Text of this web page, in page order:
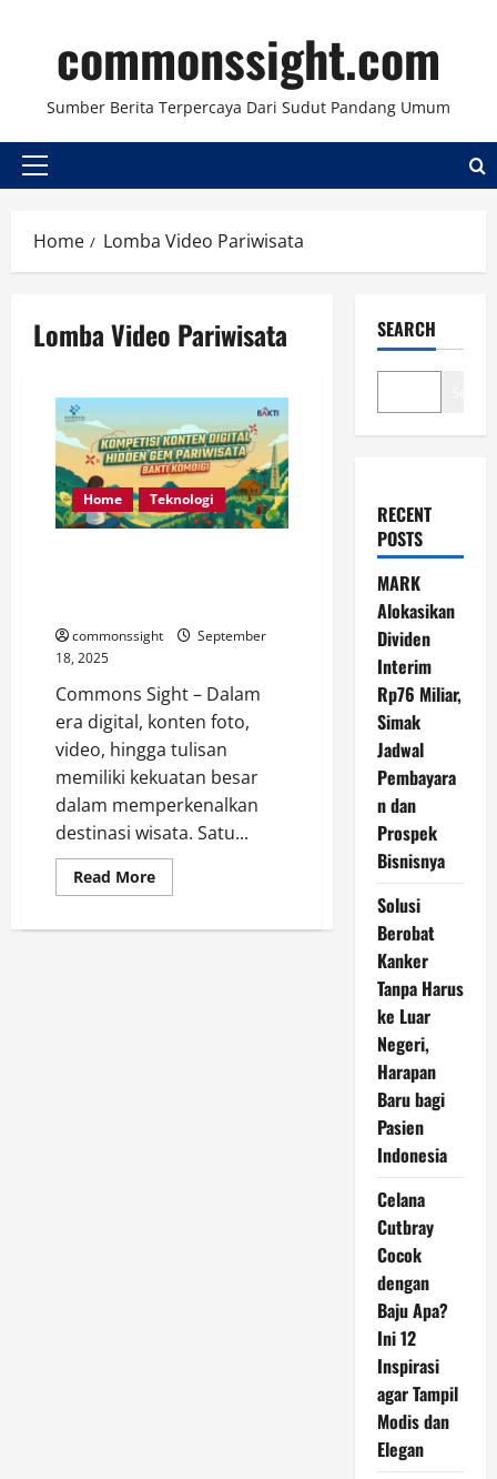
contentcommonssight.com
Sumber Berita Terpercaya Dari Sudut Pandang Umum
Primary
Home Lomba Video Pariwisata
Lomba Video Pariwisata
Home Teknologi
commonssight
September
18, 2025
Commons Sight – Dalam
era digital, konten foto,
video, hingga tulisan
memiliki kekuatan besar
dalam memperkenalkan
destinasi wisata. Satu...
Read MoreRead
more
Lengkap
SEARCH
RECENT
POSTS
MARK
Alokasikan
Dividen
Interim
Rp76 Miliar,
Simak
Jadwal
Pembayara
n dan
Prospek
Bisnisnya
Solusi
Berobat
Kanker
Tanpa Harus
ke Luar
Negeri,
Harapan
Baru bagi
Pasien
Indonesia
Celana
Cutbray
Cocok
dengan
Baju Apa?
Ini 12
Inspirasi
agar Tampil
Modis dan
Elegan